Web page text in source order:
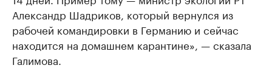
Александр Шадриков, который вернулся из
рабочей командировки в Германию и сейчас
находится на домашнем карантине», — сказала
Галимова.